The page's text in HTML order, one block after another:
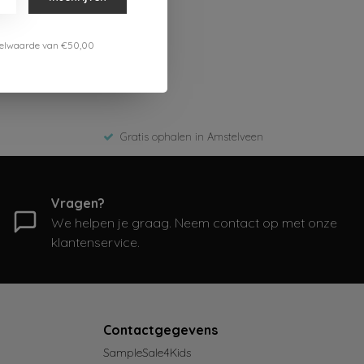
Gratis ophalen in Amstelveen
Vragen?
We helpen je graag. Neem contact op met onze
klantenservice.
Contactgegevens
SampleSale4Kids
van €50,00